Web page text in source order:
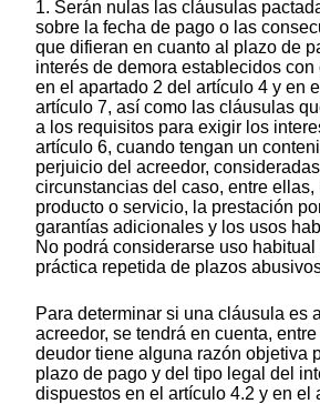
1. Serán nulas las cláusulas
sobre la fecha de pago o las
que difieran en cuanto al plazo de
interés de demora establecidos
en el apartado 2 del artículo 4 y en
artículo 7, así como las cláusulas
a los requisitos para exigir los
artículo 6, cuando tengan un
perjuicio del acreedor,
circunstancias del caso, entre ellas,
producto o servicio, la prestación
garantías adicionales y los usos
No podrá considerarse uso
práctica repetida de plazos
Para determinar si una cláusula es
acreedor, se tendrá en cuenta,
deudor tiene alguna razón objetiva
plazo de pago y del tipo legal del
dispuestos en el artículo 4.2 y en el